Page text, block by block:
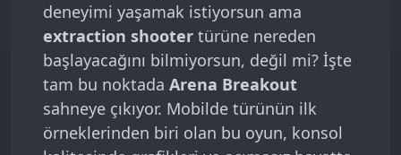
Yeni Başlayanlar İçin 7 Arena Breakout Taktik
İpucu
Season 12: Operation Unbound — Güncel
İçerik
Sıkça Sorulan Sorular
deneyimi yaşamak istiyorsun ama
extraction shooter türüne nereden
başlayacağını bilmiyorsun, değil mi? İşte
tam bu noktada Arena Breakout
sahneye çıkıyor. Mobilde türünün ilk
örneklerinden biri olan bu oyun, konsol